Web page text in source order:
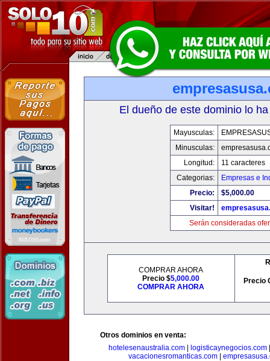
El dueño de este dominio lo
Mayusculas:
Minusculas:
Longitud:
11 caracteres
Categorias:
Empresas e
Precio:
$5,000.00
Visitar!
Serán consideradas
COMPRAR AHORA
Precio $5,000.00
COMPRAR AHORA
Precio
Otros dominios en venta:
hotelesenaustralia.com| logisticaynegocios.com
vacacionesromanticas.com